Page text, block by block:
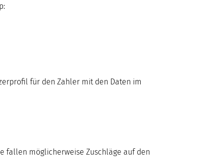
für den Zahler mit den Daten im
fallen möglicherweise Zuschläge auf den